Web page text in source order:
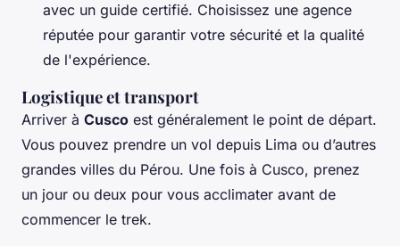
avec un guide certifié. Choisissez une agence
réputée pour garantir votre sécurité et la qualité
de l'expérience.
Logistique et transport
Arriver à Cusco est généralement le point de départ.
Vous pouvez prendre un vol depuis Lima ou d’autres
grandes villes du Pérou. Une fois à Cusco, prenez
un jour ou deux pour vous acclimater avant de
commencer le trek.